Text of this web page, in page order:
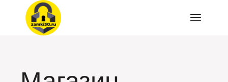
Перейти
содержимому